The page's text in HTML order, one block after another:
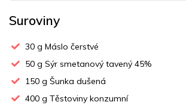
Suroviny
30 g Máslo čerstvé
50 g Sýr smetanový tavený 45%
150 g Šunka dušená
400 g Těstoviny konzumní